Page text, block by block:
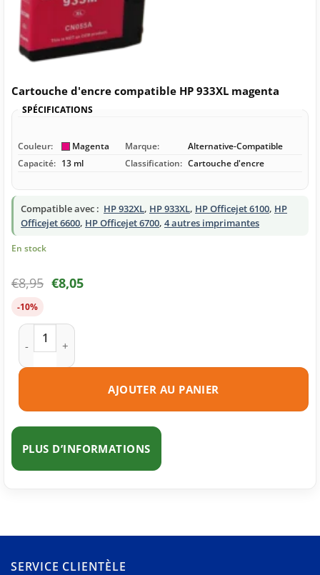
Cartouche d'encre compatible HP 933XL magenta
SPÉCIFICATIONS
Couleur: Magenta Marque:
Alternative-Compatible
Capacité: 13 ml Classification: Cartouche d'encre
Compatible avec : HP 932XL, HP 933XL, HP Officejet 6100, HP
Officejet 6600, HP Officejet 6700, 4 autres imprimantes
En stock
€8,95 €8,05
-10%
quantité de Cartouche d'encre compatible HP 933XL
AJOUTER AU PANIER
PLUS D’INFORMATIONS
SERVICE CLIENTÈLE